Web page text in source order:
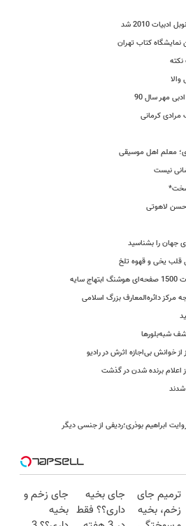
2010 شد
نمایشگاه کتاب تهران
نکته
مهر سال 90
معلم اهل موسیقی
نیست
سخت*
حسن لاهوتی
جهان را بشناسید
قلب یخی و قهوه تلخ
مرکز دائر‌ه‌المعارف بزرگ اسلامی
خوانش بی­‌اجازه اثرش در رادیو
شدند
ابراهیم بوذری؛ردیفی از جنسی دیگر
ترمیم جای
زخم، بخیه
جای بخیه
داری؟؟ فقط
جای زخم و
بخیه